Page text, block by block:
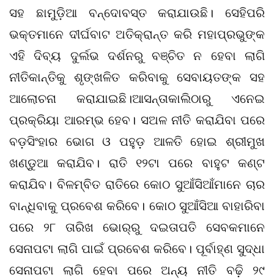
ସହ ଛାମୁଡ଼ିଆ ବନ୍ଦୋବସ୍ତ କରାଯାଉଛି। ସେହିପରି
ଭକ୍ତମାନେ ଦୀର୍ଘବାଟ ଅତିକ୍ରାନ୍ତ କରି ମହାପ୍ରଭୁଙ୍କ
ଏହି ଦିବ୍ୟ ଦୁର୍ଲଭ ଦର୍ଶନରୁ ବଞ୍ଚିତ ନ ହେବା ଲାଗି
ନୀତିକାନ୍ତିକୁ ଶୃଙ୍ଖଳିତ କରିବାକୁ ସେବାୟତଙ୍କ ସହ
ଆଲୋଚନା କରାଯାଇଛି।ଆସନ୍ତାକାଲିଠାରୁ ଏନେଇ
ପ୍ରକ୍ରିୟା ଆରମ୍ଭ ହେବ। ସଅଳ ନୀତି କରାଯିବା ପରେ
ବଡ଼ସିଂହାର ଭୋଗ ଓ ପହୁଡ଼ ଆଳତି ହୋଇ ଶ୍ରୀମୁଖ
ଖଣ୍ଡୁଆ କରାଯିବ। ରାତି ୧୨ଟା ପରେ ବାହୁଟ କଣ୍ଟ
କରାଯିବ। ବିଳମ୍ବିତ ରାତିରେ କୋଠ ସୁଆଁସିଆଁମାନେ ଚାର
ବାନ୍ଧିବାକୁ ପ୍ରବେଶ କରିବେ। କୋଠ ସୁଆଁସିଆ ବାହାରିବା
ପରେ ୨୮ ତାରିଖ ଭୋର୍‌ରୁ ଦଇତାପତି ସେବକମାନେ
ସେନାପଟା ଲାଗି ପାଇଁ ପ୍ରବେଶ କରିବେ। ପୂର୍ବାହ୍ଣ ସୁଦ୍ଧା
ସେନାପଟା ଲାଗି ହେବା ପରେ ଅନ୍ୟ ନୀତି ବଢ଼ି ୨୯